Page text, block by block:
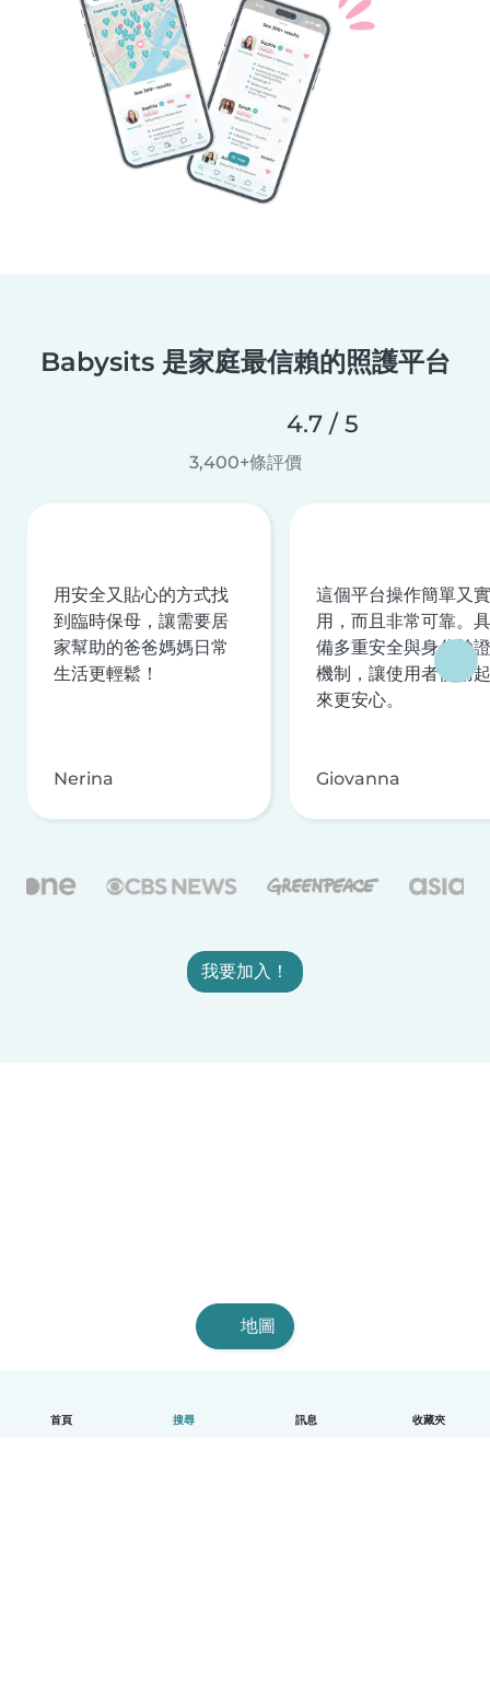
首頁 搜尋 訊息 收藏夾
Babysits 是家庭最信賴的照護平台
4.7 / 5
3,400+條評價
用安全又貼心的方式找
到臨時保母，讓需要居
家幫助的爸爸媽媽日常
生活更輕鬆！
Nerina
這個平台操作簡單又實
用，而且非常可靠。具
備多重安全與身分驗證
機制，讓使用者使用起
來更安心。
Giovanna
我要加入！
地圖